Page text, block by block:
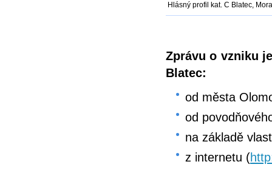
Hlásný profil kat. C Blatec,
Zprávu o vzniku
Blatec:
od města
od
na základě
z internetu (